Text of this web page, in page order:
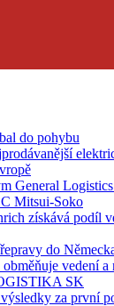
do pohybu
General
Mitsui-Soko
získává podíl
do
vedení a
SK
za první